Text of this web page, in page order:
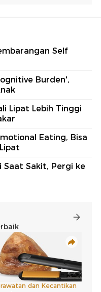
Self
Burden',
Lipat Lebih Tinggi
Eating, Bisa
Saat Sakit, Pergi ke